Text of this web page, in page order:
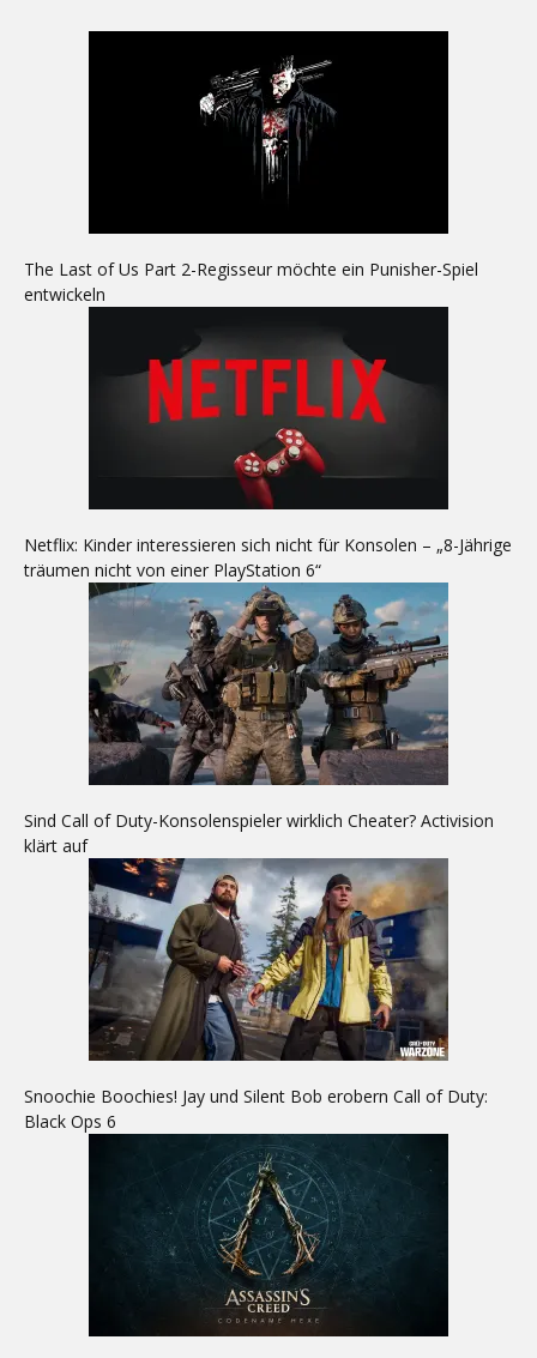
The Last of Us Part 2-Regisseur möchte ein Punisher-Spiel
entwickeln
Netflix: Kinder interessieren sich nicht für Konsolen – „8-Jährige
träumen nicht von einer PlayStation 6“
Sind Call of Duty-Konsolenspieler wirklich Cheater? Activision
klärt auf
Snoochie Boochies! Jay und Silent Bob erobern Call of Duty:
Black Ops 6